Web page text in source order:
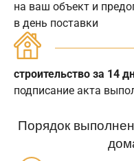
на ваш объект и
в день поставки
строительство за 14
подписание акта
Порядок